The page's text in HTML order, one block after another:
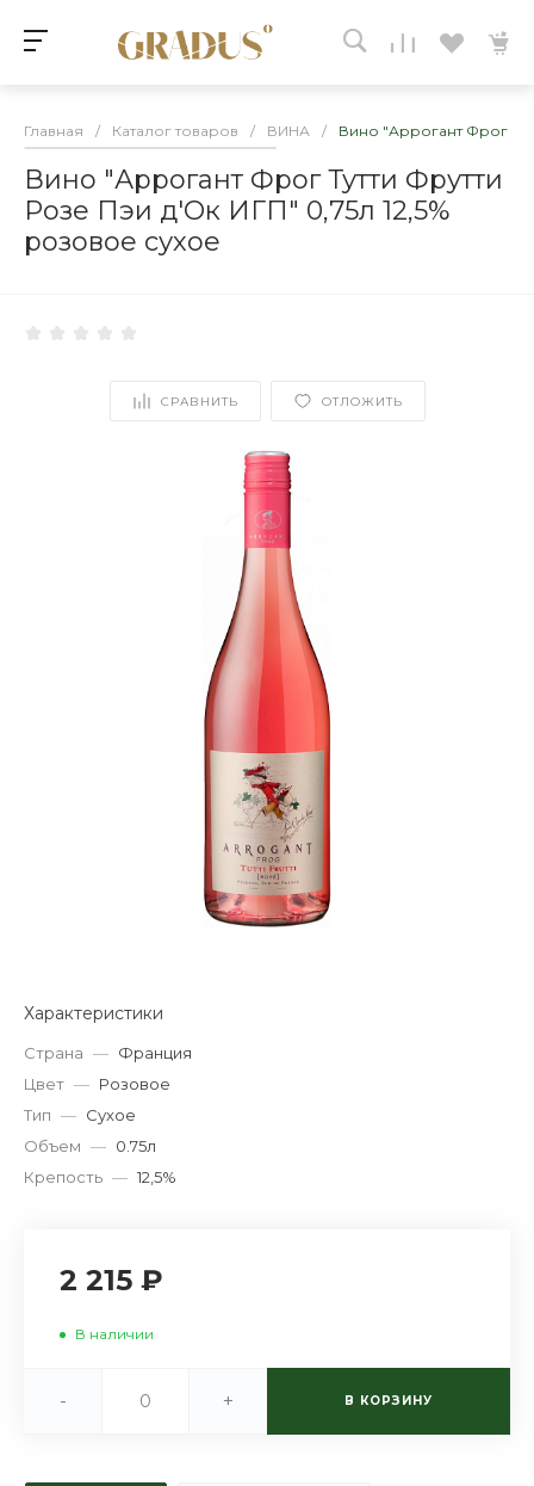
Главная / Каталог товаров / ВИНА / Вино "Аррогант Фрог
Вино "Аррогант Фрог Тутти Фрутти
Розе Пэи д'Ок ИГП" 0,75л 12,5%
розовое сухое
СРАВНИТЬ ОТЛОЖИТЬ
Характеристики
Страна — Франция
Цвет — Розовое
Тип — Сухое
Объем — 0.75л
Крепость — 12,5%
2 215 ₽
В наличии
- + В КОРЗИНУ